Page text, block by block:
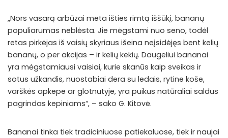
„Nors vasarą arbūzai meta išties rimtą iššūkį, bananų
populiarumas neblėsta. Jie mėgstami nuo seno, todėl
retas pirkėjas iš vaisių skyriaus išeina neįsidėjęs bent kelių
bananų, o per akcijas – ir kelių kekių. Daugeliui bananai
yra mėgstamiausi vaisiai, kurie skanūs kaip sveikas ir
sotus užkandis, nuostabiai dera su ledais, rytine koše,
varškės apkepe ar glotnutyje, yra puikus natūraliai saldus
pagrindas kepiniams“, – sako G. Kitovė.
Bananai tinka tiek tradiciniuose patiekaluose, tiek ir naujai